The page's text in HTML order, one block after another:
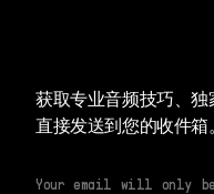
获取专业音频技巧、独
直接发送到您的收件箱
Your email will only